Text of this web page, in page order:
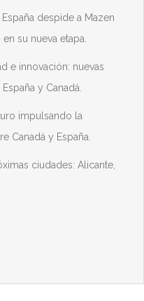
despide a Mazen
su nueva etapa.
e innovación: nuevas
y Canadá.
impulsando la
Canadá y España.
ciudades: Alicante,